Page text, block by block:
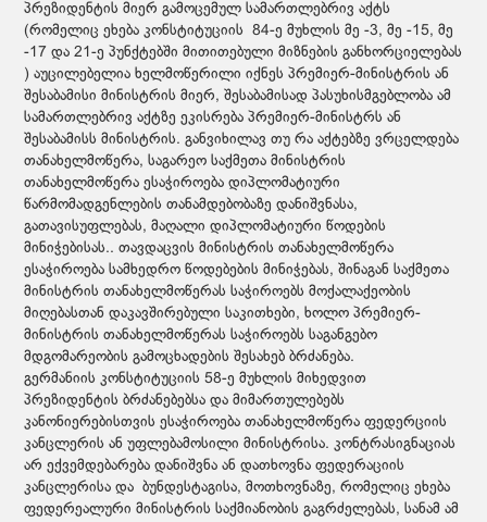
პრეზიდენტის მიერ გამოცემულ სამართლებრივ აქტს
(რომელიც ეხება კონსტიტუციის 84-ე მუხლის მე -3, მე -15, მე
-17 და 21-ე პუნქტებში მითითებული მიზნების განხორციელებას
) აუცილებელია ხელმოწერილი იქნეს პრემიერ-მინისტრის ან
შესაბამისი მინისტრის მიერ, შესაბამისად პასუხისმგებლობა ამ
სამართლებრივ აქტზე ეკისრება პრემიერ-მინისტრს ან
შესაბამისს მინისტრის. განვიხილავ თუ რა აქტებზე ვრცელდება
თანახელმოწერა, საგარეო საქმეთა მინისტრის
თანახელმოწერა ესაჭიროება დიპლომატიური
წარმომადგენლების თანამდებობაზე დანიშვნასა,
გათავისუფლებას, მაღალი დიპლომატიური წოდების
მინიჭებისას.. თავდაცვის მინისტრის თანახელმოწერა
ესაჭიროება სამხედრო წოდებების მინიჭებას, შინაგან საქმეთა
მინისტრის თანახელმოწერას საჭიროებს მოქალაქეობის
მიღებასთან დაკავშირებული საკითხები, ხოლო პრემიერ-
მინისტრის თანახელმოწერას საჭიროებს საგანგებო
მდგომარეობის გამოცხადების შესახებ ბრძანება.
გერმანიის კონსტიტუციის 58-ე მუხლის მიხედვით
პრეზიდენტის ბრძანებებსა და მიმართულებებს
კანონიერებისთვის ესაჭიროება თანახელმოწერა ფედერციის
კანცლერის ან უფლებამოსილი მინისტრისა. კონტრასიგნაციას
არ ექვემდებარება დანიშვნა ან დათხოვნა ფედერაციის
კანცლერისა და ბუნდესტაგისა, მოთხოვნაზე, რომელიც ეხება
ფედერეალური მინისტრის საქმიანობის გაგრძელებას, სანამ ამ